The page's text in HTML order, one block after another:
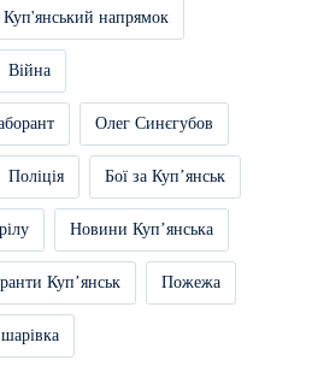
Куп'янський напрямок
Війна
Олег Синєгубов
Поліція Бої за Купʼянськ
Новини Купʼянська
Купʼянськ Пожежа